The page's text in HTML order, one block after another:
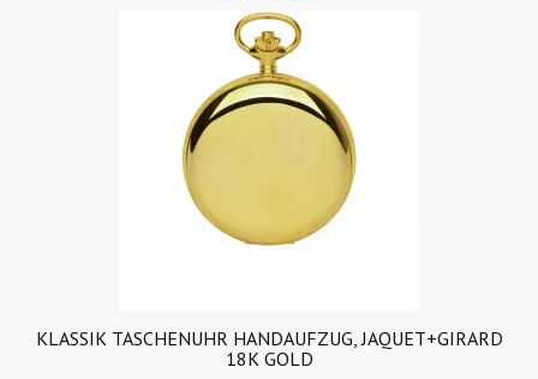
KLASSIK TASCHENUHR HANDAUFZUG, JAQUET+GIRARD
18K GOLD